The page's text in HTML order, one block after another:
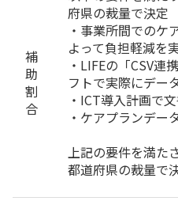
補
助
割
合
府県の裁量で決定
・事業所間でのケ
よって負担軽減を
・LIFEの「CSV連
フトで実際にデー
・ICT導入計画で
・ケアプランデー
上記の要件を満た
都道府県の裁量で